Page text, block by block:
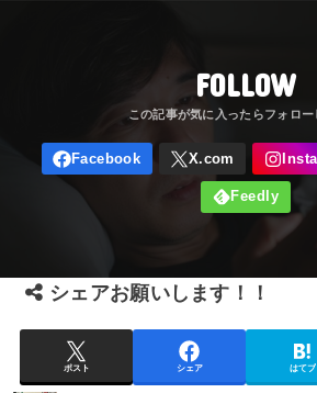
FOLLOW
シェアお願いします！！
ポスト シェア はてブ